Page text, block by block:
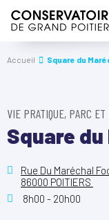
Accueil Square du
VIE PRATIQUE, PARC
Square du
Rue Du Maréchal
86000 POITIERS
8h00 - 20h00